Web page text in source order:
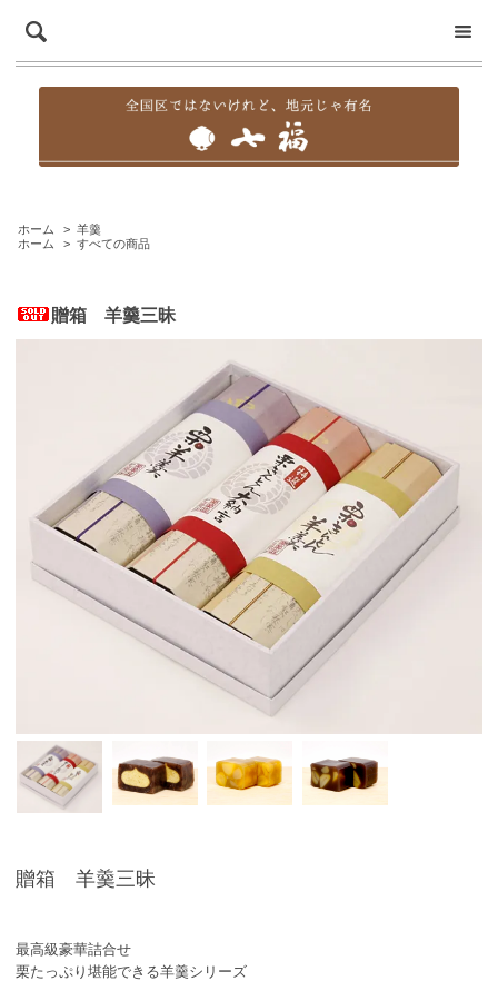
ホーム > 羊羹
ホーム
> すべての商品
贈箱 羊羹三昧
贈箱 羊羹三昧
最高級豪華詰合せ
栗たっぷり堪能できる羊羹シリーズ